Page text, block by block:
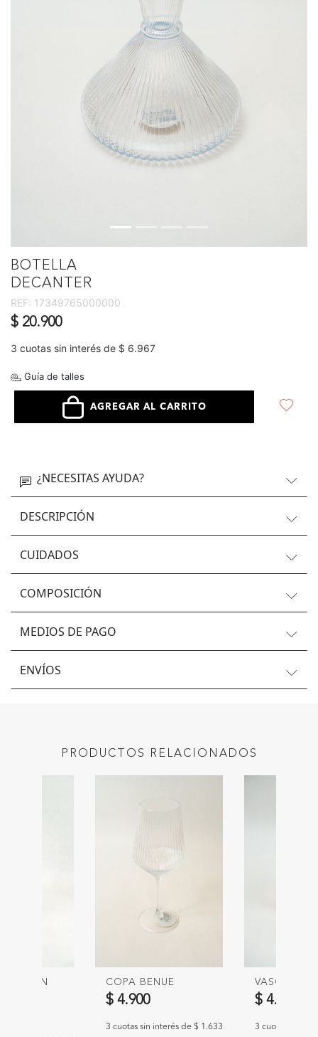
BOTELLA
DECANTER
REF: 17349765000000
$ 20.900
3 cuotas sin interés de $ 6.967
Guía de talles
AGREGAR AL CARRITO
¿NECESITAS AYUDA?
DESCRIPCIÓN
CUIDADOS
COMPOSICIÓN
MEDIOS DE PAGO
ENVÍOS
PRODUCTOS RELACIONADOS
CON COPA BENUE
$ 4.900
3 cuotas sin interés de $ 1.633
VASO
$ 4.900
3 cuotas sin